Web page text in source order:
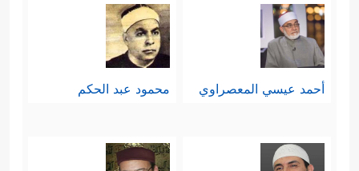
أحمد عيسي المعصراوي محمود عبد الحكم